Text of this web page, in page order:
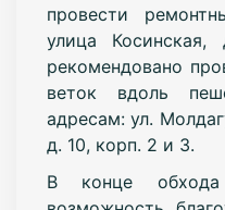
провести
улица
рекомендовано
веток вдоль
адресам: ул.
д. 10, корп. 2 и 3.
В конце обхода